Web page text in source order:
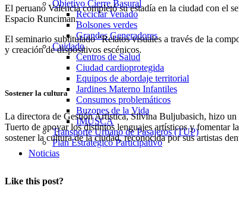
Objetivo Cierre Basural
Reciclar Venado
Bolsones verdes
Grandes Generadores
Cuidado
Centros de Salud
Ciudad cardioprotegida
Equipos de abordaje territorial
Jardines Materno Infantiles
Consumos problemáticos
Buzones de la Vida
IMUSCA
Transporte Urbano de Pasajeros (TUP)
Plan Estratégico Participativo
Noticias
El peruano Valencia completó su estadía en la ciudad con el
Espacio Runciman.
El seminario subtitulado “Relatos visuales a través de la
y creación de dispositivos escénicos.
Sostener la cultura
La directora de Gestión Artística, Silvina Buljubasich, hizo un
Tuerto de apoyar los distintos lenguajes artísticos y
sostener la cultura de la ciudad, reconocida por sus artistas
Like this post?